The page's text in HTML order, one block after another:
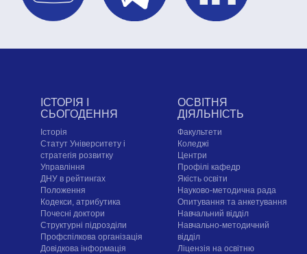
ІСТОРІЯ І
СЬОГОДЕННЯ
Історія
Статут Університету і
стратегія розвитку
Управління
ДНУ в рейтингах
Положення
Кодекси, атрибутика
Почесні доктори
Структурні підрозділи
Профспілкова організація
Довідкова інформація
ОСВІТНЯ
ДІЯЛЬНІСТЬ
Факультети
Коледжі
Центри
Профілі кафедр
Якість освіти
Науково-методична рада
Опитування та анкетування
Навчальний відділ
Навчально-методичний
відділ
Ліцензія на освітню